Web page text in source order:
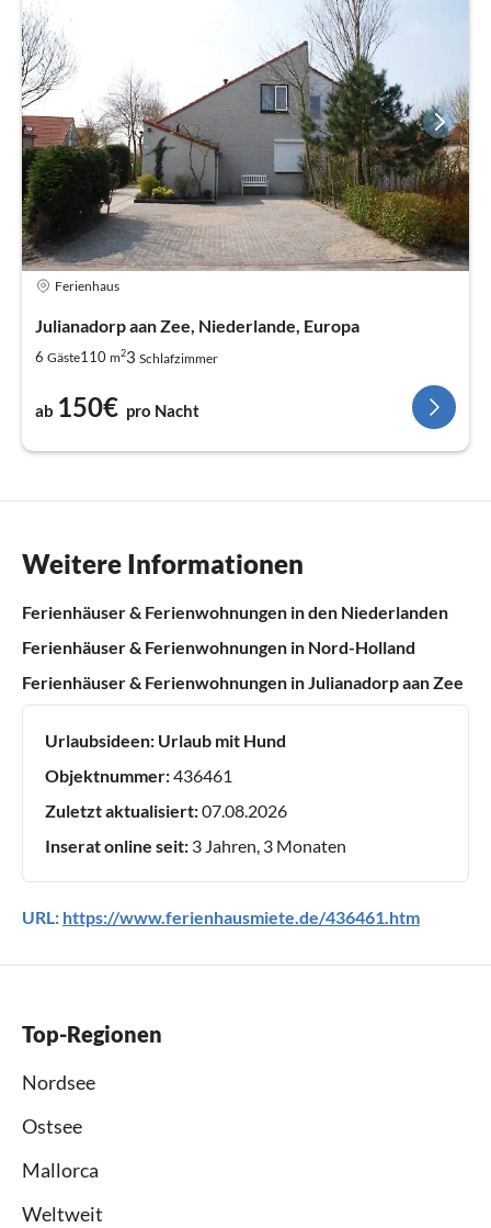
Ferienhaus
Julianadorp aan Zee, Niederlande, Europa
6 Gäste110 m23 Schlafzimmer
ab 150€ pro Nacht
Weitere Informationen
Ferienhäuser & Ferienwohnungen in den Niederlanden
Ferienhäuser & Ferienwohnungen in Nord-Holland
Ferienhäuser & Ferienwohnungen in Julianadorp aan Zee
Urlaubsideen: Urlaub mit Hund
Objektnummer:436461
Zuletzt aktualisiert:07.08.2026
Inserat online seit: 3 Jahren, 3 Monaten
URL: https://www.ferienhausmiete.de/436461.htm
Top-Regionen
Nordsee
Ostsee
Mallorca
Weltweit